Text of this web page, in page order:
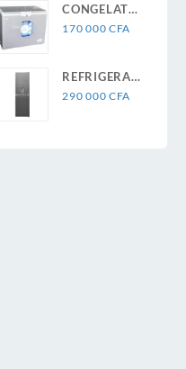
CONGELATEUR
ASTECH
170 000 CFA
REFRIGERATEUR
ASTECH 4T
290 000 CFA